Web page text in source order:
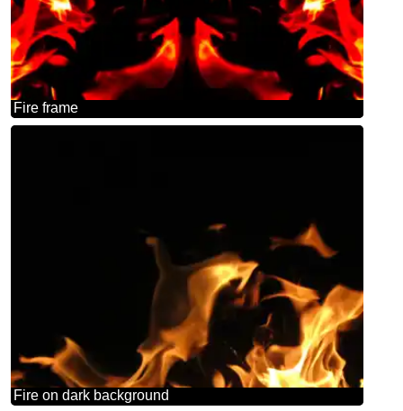
Fire frame
Fire on dark background